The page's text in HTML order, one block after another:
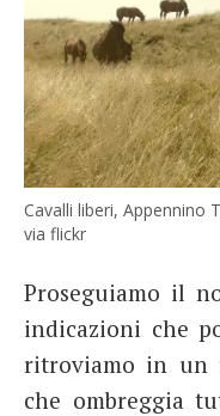
Cavalli liberi, Appennino
via flickr
Proseguiamo il
indicazioni che
ritroviamo in
che ombreggia